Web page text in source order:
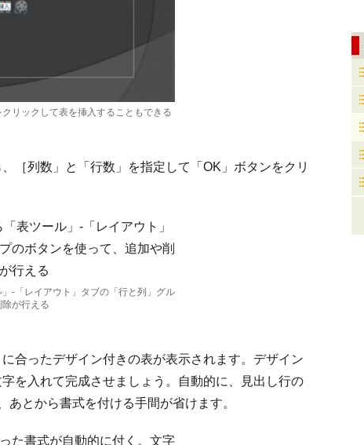
クリックして表を挿入することもできる
［列数」と「行数」を指定して「OK」ボタンをクリ
-「レイアウト」タブの「行と列」グル
が行える
合ったデザイン付きの表が表示されます。デザイン
を入れて完成させましょう。自動的に、見出し行の
とから書式を付ける手間が省けます。